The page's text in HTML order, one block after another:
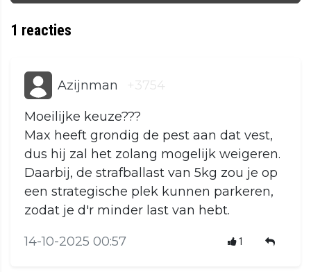
1 reacties
Azijnman +3754
Moeilijke keuze???
Max heeft grondig de pest aan dat vest,
dus hij zal het zolang mogelijk weigeren.
Daarbij, de strafballast van 5kg zou je op
een strategische plek kunnen parkeren,
zodat je d'r minder last van hebt.
14-10-2025 00:57 1